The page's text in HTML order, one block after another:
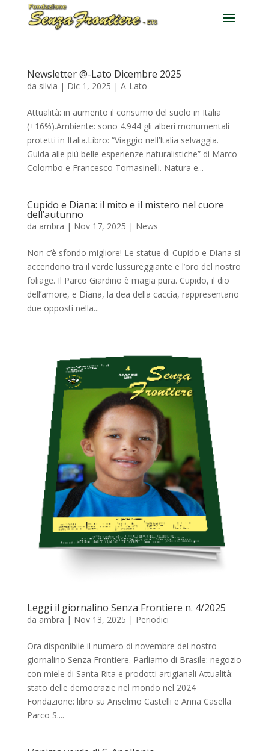
Newsletter @-Lato Dicembre 2025
da silvia | Dic 1, 2025 | A-Lato
Attualità: in aumento il consumo del suolo in Italia
(+16%).Ambiente: sono 4.944 gli alberi monumentali
protetti in Italia.Libro: “Viaggio nell’Italia selvaggia.
Guida alle più belle esperienze naturalistiche” di Marco
Colombo e Francesco Tomasinelli. Natura e...
Cupido e Diana: il mito e il mistero nel cuore
dell’autunno
da ambra | Nov 17, 2025 | News
Non c’è sfondo migliore! Le statue di Cupido e Diana si
accendono tra il verde lussureggiante e l’oro del nostro
foliage. Il Parco Giardino è magia pura. Cupido, il dio
dell’amore, e Diana, la dea della caccia, rappresentano
due opposti nella...
Leggi il giornalino Senza Frontiere n. 4/2025
da ambra | Nov 13, 2025 | Periodici
Ora disponibile il numero di novembre del nostro
giornalino Senza Frontiere. Parliamo di Brasile: negozio
con miele di Santa Rita e prodotti artigianali Attualità:
stato delle democrazie nel mondo nel 2024
Fondazione: libro su Anselmo Castelli e Anna Casella
Parco S....